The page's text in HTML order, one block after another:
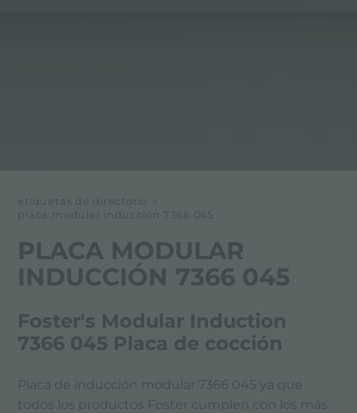
etiquetas de directorio
>
placa modular inducción 7366 045
PLACA MODULAR
INDUCCIÓN 7366 045
Foster's Modular Induction
7366 045 Placa de cocción
Placa de inducción modular 7366 045 ya que
todos los productos Foster cumplen con los más